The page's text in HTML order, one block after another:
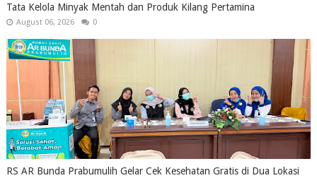
Tata Kelola Minyak Mentah dan Produk Kilang Pertamina
August 06, 2026 0
RS AR Bunda Prabumulih Gelar Cek Kesehatan Gratis di Dua Lokasi